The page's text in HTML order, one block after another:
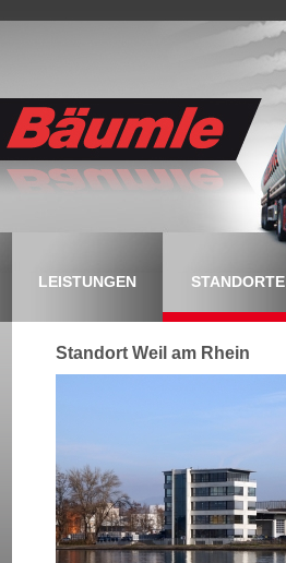
LEISTUNGEN STANDORTE
Standort Weil am Rhein